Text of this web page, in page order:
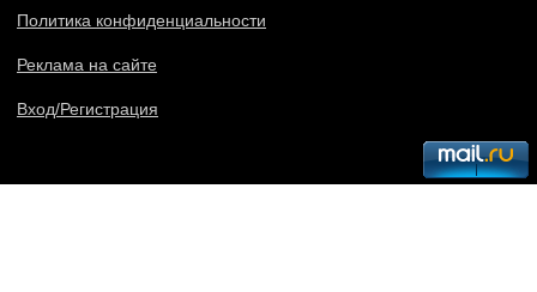
Политика конфиденциальности
Реклама на сайте
Вход/Регистрация